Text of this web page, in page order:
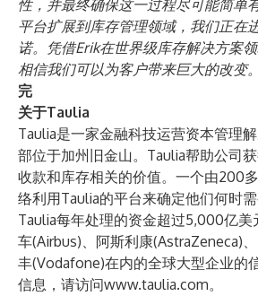
性，并最终确保这一过程尽可能简单
平台扩展到库存管理领域，我们正在
诺。凭借Erik在世界级库存解决方案
相信我们可以为客户带来巨大的改变
完
关于Taulia
Taulia是一家金融科技运营资本管理
部位于加州旧金山。Taulia帮助公司
收款和库存相关的价值。一个由200
络利用Taulia的平台来确定他们何时需
Taulia每年处理的资金超过5,000亿美
车(Airbus)、阿斯利康(AstraZeneca)
丰(Vodafone)在内的全球大型企业的
信息，请访问www.taulia.com。